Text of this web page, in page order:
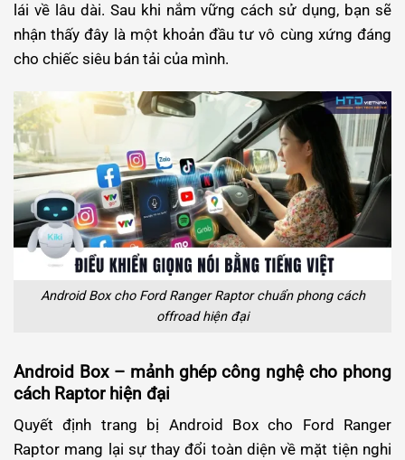
lái về lâu dài. Sau khi nắm vững cách sử dụng, bạn sẽ
nhận thấy đây là một khoản đầu tư vô cùng xứng đáng
cho chiếc siêu bán tải của mình.
Android Box cho Ford Ranger Raptor chuẩn phong cách
offroad hiện đại
Android Box – mảnh ghép công nghệ cho phong
cách Raptor hiện đại
Quyết định trang bị Android Box cho Ford Ranger
Raptor mang lại sự thay đổi toàn diện về mặt tiện nghi